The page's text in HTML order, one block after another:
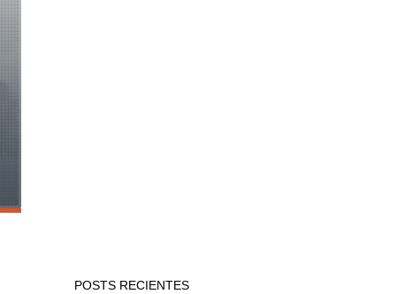
POSTS RECIENTES